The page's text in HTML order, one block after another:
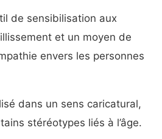
de sensibilisation aux
et un moyen de
envers les personnes
dans un sens caricatural,
stéréotypes liés à l’âge.